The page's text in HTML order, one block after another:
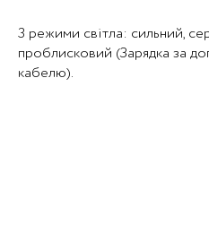
3 режими світла: сильний,
проблисковий (Зарядка за
кабелю).